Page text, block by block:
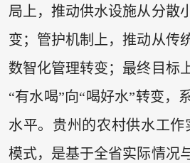
局上，推动供水设施从分散
变；管护机制上，推动从传
数智化管理转变；最终目标
“有水喝”向“喝好水”转变，
水平。贵州的农村供水工作
模式，是基于全省实际情况